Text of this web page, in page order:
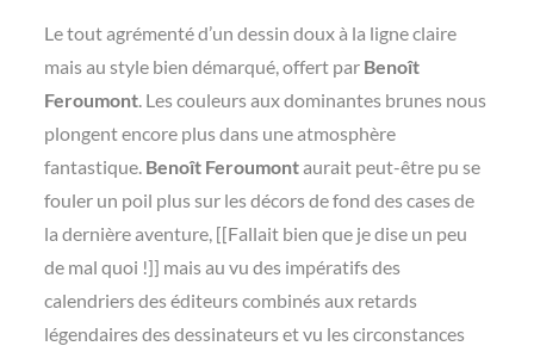
Le tout agrémenté d’un dessin doux à la ligne claire
mais au style bien démarqué, offert par Benoît
Feroumont. Les couleurs aux dominantes brunes nous
plongent encore plus dans une atmosphère
fantastique. Benoît Feroumontaurait peut-être pu se
fouler un poil plus sur les décors de fond des cases de
la dernière aventure, [[Fallait bien que je dise un peu
de mal quoi !]] mais au vu des impératifs des
calendriers des éditeurs combinés aux retards
légendaires des dessinateurs et vu les circonstances